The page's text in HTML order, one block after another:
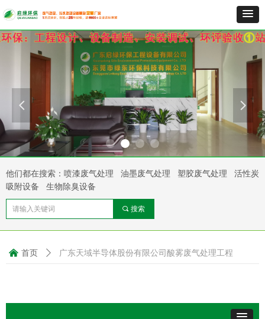
넳 넲
他们都在搜索：喷漆废气处理 油墨废气处理 塑胶废气处理 活性炭
吸附设备 生物除臭设备
끠 搜索
낀 首页 ꄲ 广东天域半导体股份有限公司酸雾废气处理工程